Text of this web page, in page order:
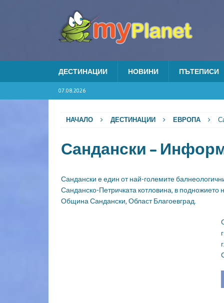
ДЕСТИНАЦИИ НОВИНИ ПЪТЕПИСИ
07.08.2026
НАЧАЛО ДЕСТИНАЦИИ ЕВРОПА
Сандански –
Сандански е един от най-големите
Санданско-Петричката котловина, в
Община Сандански, Област Благоевград.